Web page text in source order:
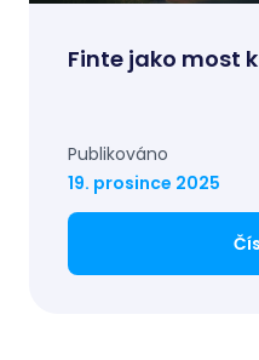
Finte jako most
Publikováno
19. prosince 2025